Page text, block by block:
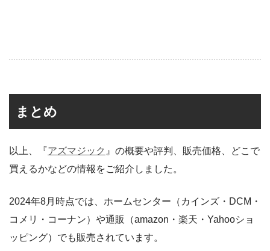
まとめ
以上、『アズマジック 』の概要や評判、販売価格、どこで
買えるかなどの情報をご紹介しました。
2024年8月時点では、ホームセンター（カインズ・DCM・
コメリ・コーナン）や通販（amazon・楽天・Yahooショ
ッピング）でも販売されています。